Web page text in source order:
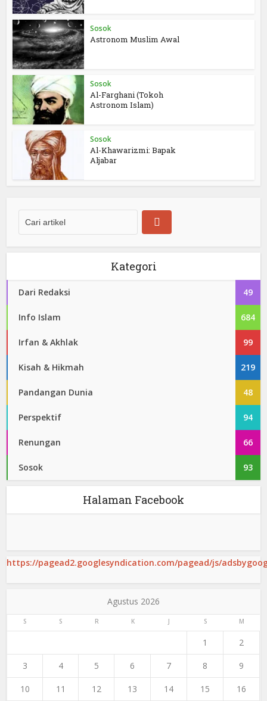
Sosok
Astronom Muslim Awal
Sosok
Al-Farghani (Tokoh
Astronom Islam)
Sosok
Al-Khawarizmi: Bapak
Aljabar
Kategori
Dari Redaksi 49
Info Islam 684
Irfan & Akhlak 99
Kisah & Hikmah 219
Pandangan Dunia 48
Perspektif 94
Renungan 66
Sosok 93
Halaman Facebook
https://pagead2.googlesyndication.com/pagead/js/
Agustus 2026
S S R K J S M
1 2
3 4 5 6 7 8 9
10 11 12 13 14 15 16